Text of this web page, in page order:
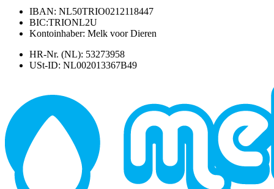
IBAN: NL50TRIO0212118447
BIC:TRIONL2U
Kontoinhaber: Melk voor Dieren
HR-Nr. (NL): 53273958
USt-ID: NL002013367B49